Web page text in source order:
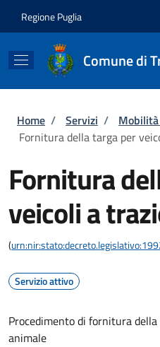
Regione Puglia
Comune di
Briciole di
Home / Servizi /
Fornitura della targa per
Fornitura
veicoli a
(
Servizio attivo
Procedimento di fornitura
animale